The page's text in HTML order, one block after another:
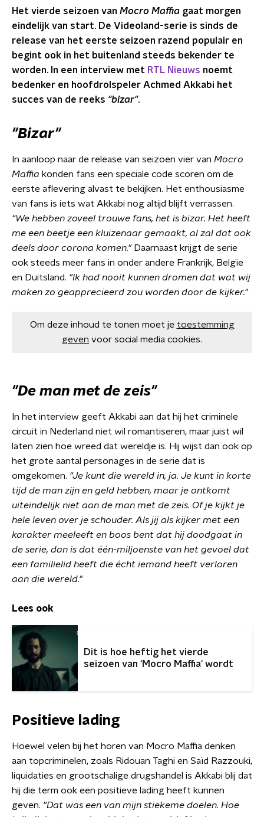
Het vierde seizoen van Mocro Maffia gaat morgen
eindelijk van start. De Videoland-serie is sinds de
release van het eerste seizoen razend populair en
begint ook in het buitenland steeds bekender te
worden. In een interview met RTL Nieuws noemt
bedenker en hoofdrolspeler Achmed Akkabi het
succes van de reeks "bizar".
"Bizar"
In aanloop naar de release van seizoen vier van Mocro
Maffia konden fans een speciale code scoren om de
eerste aflevering alvast te bekijken. Het enthousiasme
van fans is iets wat Akkabi nog altijd blijft verrassen.
"We hebben zoveel trouwe fans, het is bizar. Het heeft
me een beetje een kluizenaar gemaakt, al zal dat ook
deels door corona komen."Daarnaast krijgt de serie
ook steeds meer fans in onder andere Frankrijk, Belgïe
en Duitsland. "Ik had nooit kunnen dromen dat wat wij
maken zo geapprecieerd zou worden door de kijker."
Om deze inhoud te tonen moet je toestemming
geven voor social media cookies.
"De man met de zeis"
In het interview geeft Akkabi aan dat hij het criminele
circuit in Nederland niet wil romantiseren, maar juist wil
laten zien hoe wreed dat wereldje is. Hij wijst dan ook op
het grote aantal personages in de serie dat is
omgekomen. "Je kunt die wereld in, ja. Je kunt in korte
tijd de man zijn en geld hebben, maar je ontkomt
uiteindelijk niet aan de man met de zeis. Of je kijkt je
hele leven over je schouder. Als jij als kijker met een
karakter meeleeft en boos bent dat hij doodgaat in
de serie, dan is dat één-miljoenste van het gevoel dat
een familielid heeft die écht iemand heeft verloren
aan die wereld."
Lees ook
Dit is hoe heftig het vierde
seizoen van 'Mocro Maffia' wordt
Positieve lading
Hoewel velen bij het horen van Mocro Maffia denken
aan topcriminelen, zoals Ridouan Taghi en Saïd Razzouki,
liquidaties en grootschalige drugshandel is Akkabi blij dat
hij die term ook een positieve lading heeft kunnen
geven. "Dat was een van mijn stiekeme doelen. Hoe